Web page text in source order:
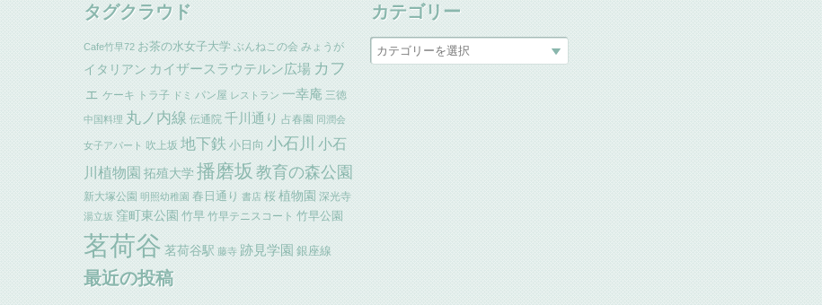
タグクラウド
Cafe竹早72 お茶の水女子大学 ぶんねこの会 みょうが
イタリアン カイザースラウテルン広場 カフ
ェ ケーキ トラ子 ドミ パン屋 レストラン 一幸庵 三徳
中国料理 丸ノ内線 伝通院 千川通り 占春園 同潤会
女子アパート 吹上坂 地下鉄 小日向 小石川
小石
川植物園 拓殖大学 播磨坂 教育の森公園
新大塚公園 明照幼稚園 春日通り 書店 桜 植物園 深光寺
湯立坂 窪町東公園 竹早 竹早テニスコート 竹早公園
茗荷谷 茗荷谷駅 藤寺 跡見学園 銀座線
カテゴリー
最近の投稿